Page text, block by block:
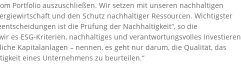
Portfolio auszuschließen. Wir setzen mit unseren nachhaltigen
und den Schutz nachhaltiger Ressourcen. Wichtigster
ist die Prüfung der Nachhaltigkeit“, so die
es ESG-Kriterien, nachhaltiges und verantwortungsvolles Investieren
Kapitalanlagen – nennen, es geht nur darum, die Qualität, das
eines Unternehmens zu beurteilen.“